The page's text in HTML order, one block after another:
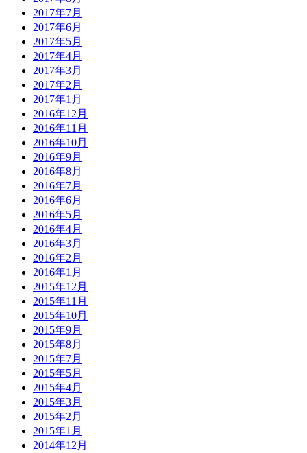
2017年7月
2017年6月
2017年5月
2017年4月
2017年3月
2017年2月
2017年1月
2016年12月
2016年11月
2016年10月
2016年9月
2016年8月
2016年7月
2016年6月
2016年5月
2016年4月
2016年3月
2016年2月
2016年1月
2015年12月
2015年11月
2015年10月
2015年9月
2015年8月
2015年7月
2015年5月
2015年4月
2015年3月
2015年2月
2015年1月
2014年12月